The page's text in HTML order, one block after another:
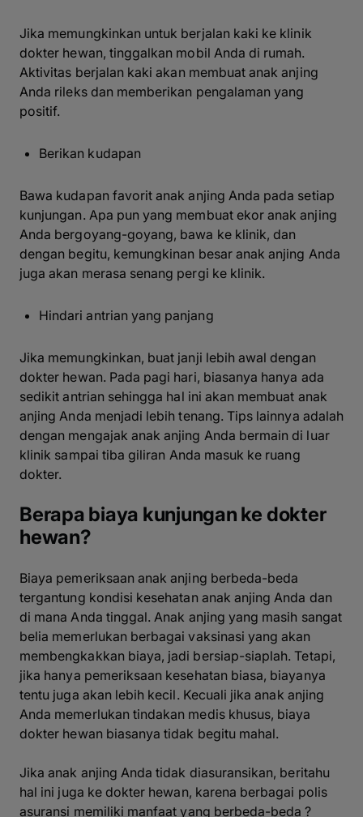
Jika memungkinkan untuk berjalan kaki ke klinik
dokter hewan, tinggalkan mobil Anda di rumah.
Aktivitas berjalan kaki akan membuat anak anjing
Anda rileks dan memberikan pengalaman yang
positif.
Berikan kudapan
Bawa kudapan favorit anak anjing Anda pada setiap
kunjungan. Apa pun yang membuat ekor anak anjing
Anda bergoyang-goyang, bawa ke klinik, dan
dengan begitu, kemungkinan besar anak anjing Anda
juga akan merasa senang pergi ke klinik.
Hindari antrian yang panjang
Jika memungkinkan, buat janji lebih awal dengan
dokter hewan. Pada pagi hari, biasanya hanya ada
sedikit antrian sehingga hal ini akan membuat anak
anjing Anda menjadi lebih tenang. Tips lainnya adalah
dengan mengajak anak anjing Anda bermain di luar
klinik sampai tiba giliran Anda masuk ke ruang
dokter.
Berapa biaya kunjungan ke dokter
hewan?
Biaya pemeriksaan anak anjing berbeda-beda
tergantung kondisi kesehatan anak anjing Anda dan
di mana Anda tinggal. Anak anjing yang masih sangat
belia memerlukan berbagai vaksinasi yang akan
membengkakkan biaya, jadi bersiap-siaplah. Tetapi,
jika hanya pemeriksaan kesehatan biasa, biayanya
tentu juga akan lebih kecil. Kecuali jika anak anjing
Anda memerlukan tindakan medis khusus, biaya
dokter hewan biasanya tidak begitu mahal.
Jika anak anjing Anda tidak diasuransikan, beritahu
hal ini juga ke dokter hewan, karena berbagai polis
asuransi memiliki manfaat yang berbeda-beda ?